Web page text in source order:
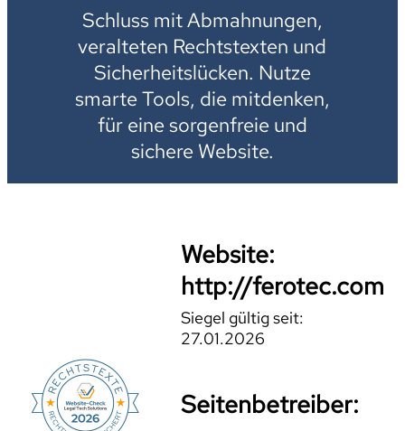
Schluss mit Abmahnungen,
veralteten Rechtstexten und
Sicherheitslücken. Nutze
smarte Tools, die mitdenken,
für eine sorgenfreie und
sichere Website.
Website:
http://ferotec.com
Siegel gültig seit:
27.01.2026
Seitenbetreiber: